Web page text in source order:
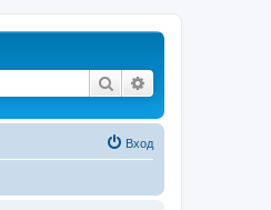
Поиск
Вход